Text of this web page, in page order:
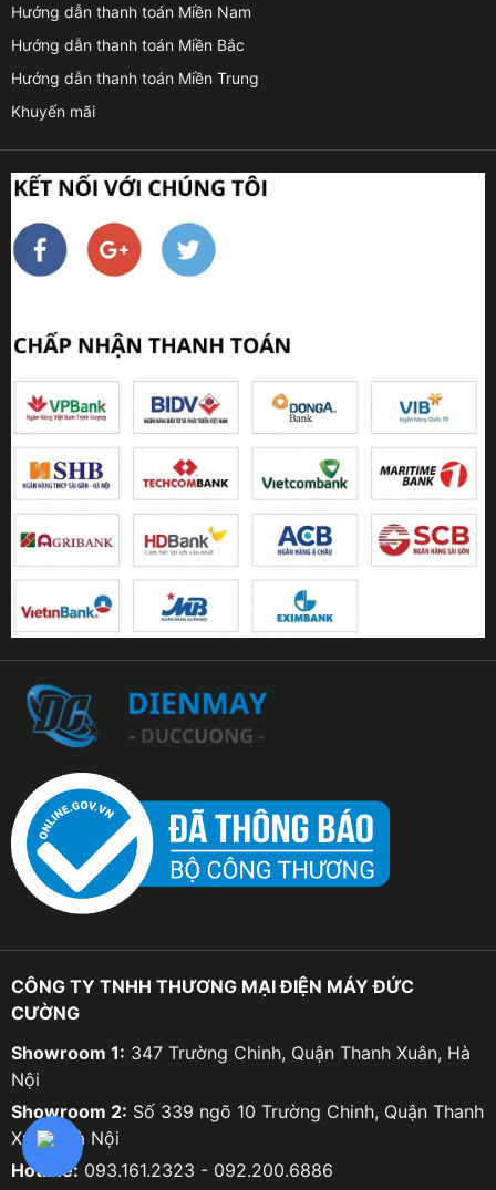
Hướng dẫn thanh toán Miền Nam
Hướng dẫn thanh toán Miền Bắc
Hướng dẫn thanh toán Miền Trung
Khuyến mãi
CÔNG TY TNHH THƯƠNG MẠI ĐIỆN MÁY ĐỨC
CƯỜNG
Showroom 1: 347 Trường Chinh, Quận Thanh Xuân, Hà
Nội
Showroom 2: Số 339 ngõ 10 Trường Chinh, Quận Thanh
Xuân, Hà Nội
Hotline: 093.161.2323 - 092.200.6886